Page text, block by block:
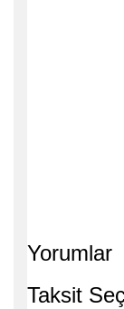
Yorumlar
Taksit